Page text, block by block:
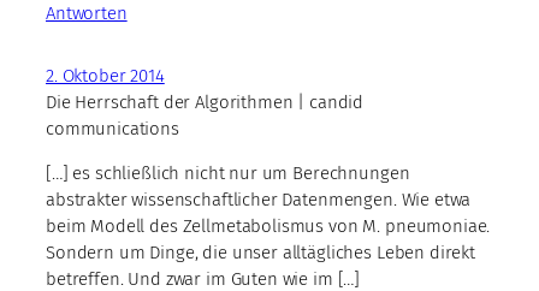
Antworten
2. Oktober 2014
Die Herrschaft der Algorithmen | candid
communications
[…] es schließlich nicht nur um Berechnungen
abstrakter wissenschaftlicher Datenmengen. Wie etwa
beim Modell des Zellmetabolismus von M. pneumoniae.
Sondern um Dinge, die unser alltägliches Leben direkt
betreffen. Und zwar im Guten wie im […]